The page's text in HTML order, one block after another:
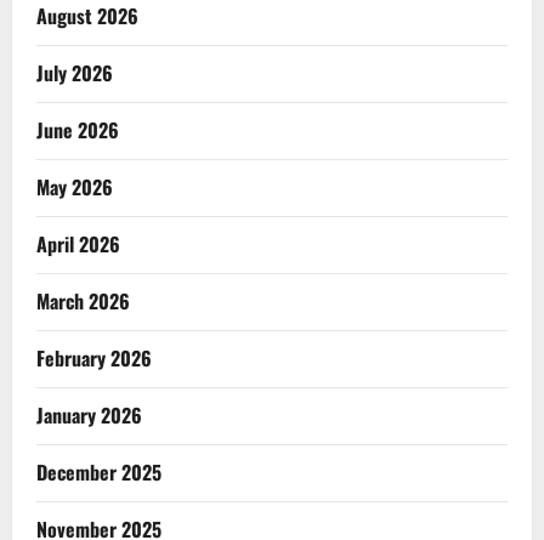
August 2026
July 2026
June 2026
May 2026
April 2026
March 2026
February 2026
January 2026
December 2025
November 2025